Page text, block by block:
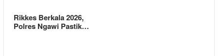
Rikkes Berkala 2026,
Polres Ngawi Pastik…